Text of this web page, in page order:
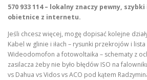
570 933 114 – lokalny znaczy pewny,
obietnice z internetu.
Jeśli chcesz więcej, mogę dopisać kolejne
Kabel w glinie i iłach – rysunki przekrojów i
Wideodomofon a fotowoltaika – schematy z
zasilacza żeby nie było błędów ISO na
vs Dahua vs Vidos vs ACO pod kątem